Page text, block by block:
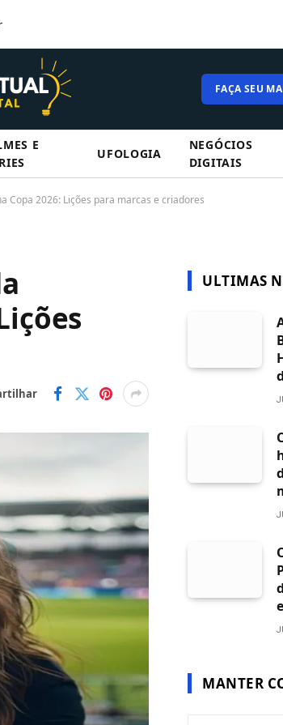
FAÇA SEU
E
UFOLOGIA
NEGÓCIOS
DIGITAIS
Copa 2026: Lições para marcas e criadores
ULTIMAS
MANTER